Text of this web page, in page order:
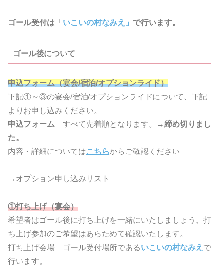
ゴール受付は「 いこいの村なみえ」 で行います。
ゴール後について
申込フォーム（宴会/宿泊/オプションライド）
下記①～③の宴会/宿泊/オプションライドについて、下記
よりお申し込みください。
申込フォーム すべて先着順となります。→締め切りまし
た。
内容・詳細についてはこちらからご確認ください
→オプション申し込みリスト
①打ち上げ（宴会）
希望者はゴール後に打ち上げを一緒にいたしましょう。打
ち上げ参加のご希望はあらためて確認いたします。
打ち上げ会場 ゴール受付場所であるいこいの村なみえ で
行います。